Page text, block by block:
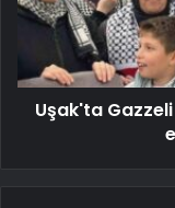
Uşak'ta